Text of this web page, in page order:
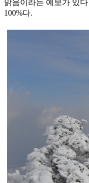
맑음이라는 예보가 있
100%다.